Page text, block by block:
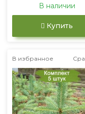
В наличии
Купить
В избранное